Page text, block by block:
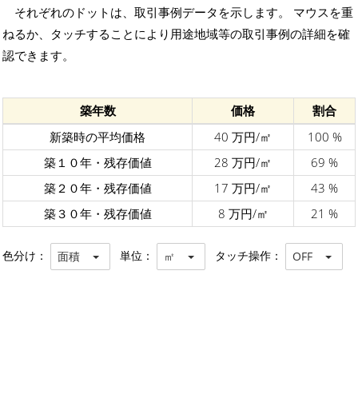
それぞれのドットは、取引事例データを示します。 マウスを重
ねるか、タッチすることにより用途地域等の取引事例の詳細を確
認できます。
築年数 価格
割合
新築時の平均価格
40 万円/㎡
100 %
築１０年・残存価値
28 万円/㎡
69 %
築２０年・残存価値
17 万円/㎡
43 %
築３０年・残存価値
8 万円/㎡ 21 %
色分け： 面積 単位： ㎡ タッチ操作： OFF